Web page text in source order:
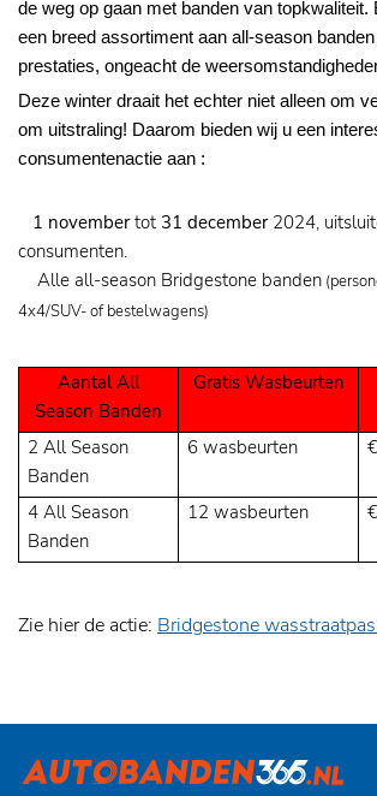
de weg op gaan met banden van topkwaliteit.
een breed assortiment aan all-season
prestaties, ongeacht de
Deze winter draait het echter niet alleen om
om uitstraling! Daarom bieden wij u een
consumentenactie aan :
1 novembertot 31 december2024,
consumenten.
Alle all-season Bridgestone banden
4x4/SUV- of bestelwagens)
Aantal All
Season Banden
Gratis Wasbeurten
2 All Season
Banden
6 wasbeurten
4 All Season
Banden
12 wasbeurten
Zie hier de actie: Bridgestone